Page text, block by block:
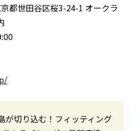
都世田谷区桜3-24-1 オークラ
が切り込む！フィッティング